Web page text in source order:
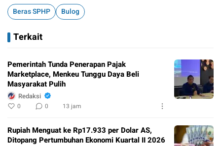
Beras SPHP Bulog
Terkait
Pemerintah Tunda Penerapan Pajak
Marketplace, Menkeu Tunggu Daya Beli
Masyarakat Pulih
Redaksi
0 0 13 jam
Rupiah Menguat ke Rp17.933 per Dolar AS,
Ditopang Pertumbuhan Ekonomi Kuartal II 2026